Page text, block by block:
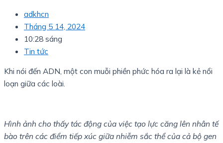
adkhcn
Tháng 5 14, 2024
10:28 sáng
Tin tức
Khi nói đến ADN, một con muỗi phiền phức hóa ra lại là kẻ nổi
loạn giữa các loài.
Hình ảnh cho thấy tác động của việc tạo lực căng lên nhân tế
bào trên các điểm tiếp xúc giữa nhiễm sắc thể của cả bộ gen